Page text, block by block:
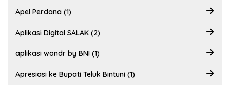
Apel Perdana (1)
Aplikasi Digital SALAK (2)
aplikasi wondr by BNI (1)
Apresiasi ke Bupati Teluk Bintuni (1)